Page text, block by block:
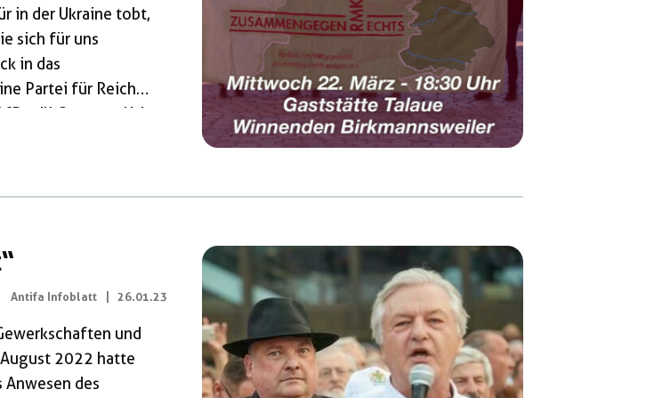
in der Ukraine tobt,
sich für uns
in das
Partei für Reiche
will Steuerpolitik
Antifa Infoblatt 26.01.23
und
2022 hatte
Anwesen des